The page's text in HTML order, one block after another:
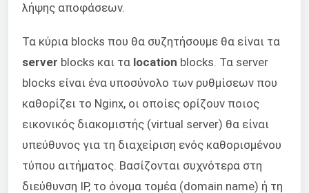
λήψης αποφάσεων.
Τα κύρια blocks που θα συζητήσουμε θα είναι τα
server blocks και τα location blocks. Τα server
blocks είναι ένα υποσύνολο των ρυθμίσεων που
καθορίζει το Nginx, οι οποίες ορίζουν ποιος
εικονικός διακομιστής (virtual server) θα είναι
υπεύθυνος για τη διαχείριση ενός καθορισμένου
τύπου αιτήματος. Βασίζονται συχνότερα στη
διεύθυνση IP, το όνομα τομέα (domain name) ή τη